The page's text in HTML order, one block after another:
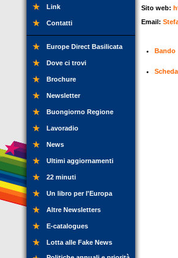
Link
Contatti
Europe Direct Basilicata
Dove ci trovi
Brochure
Newsletter
Buongiorno Regione
Lavoradio
News
Ultimi aggiornamenti
22 minuti
Un libro per l'Europa
Altre Newsletters
E-catalogues
Lotta alle Fake News
Sito web:
Email:
Bando